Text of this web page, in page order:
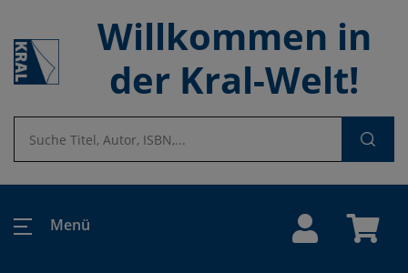
Willkommen in
der Kral-Welt!
Menü